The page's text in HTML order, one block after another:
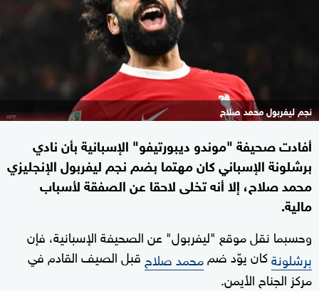
نجم ليفربول محمد صلاح
أفادت صحيفة "موندو ديبورتيفو" الإسبانية بأن نادي
برشلونة الإسباني كان مهتما بضم نجم ليفربول الإنجليزي
محمد صلاح، إلا أنه تخلى لاحقا عن الصفقة لأسباب
مالية.
وحسبما نقل موقع "ليفربول" عن الصحيفة الإسبانية، فإن
برشلونةكان يوّد ضممحمد صلاحقبل الصيف القادم في
مركز الجناح الأيمن.